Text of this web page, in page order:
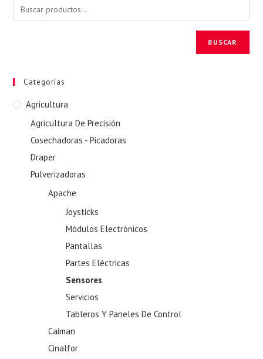
BUSCAR
Categorías
Agricultura
Agricultura De Precisión
Cosechadoras - Picadoras
Draper
Pulverizadoras
Apache
Joysticks
Módulos Electrónicos
Pantallas
Partes Eléctricas
Sensores
Servicios
Tableros Y Paneles De Control
Caiman
Cinalfor